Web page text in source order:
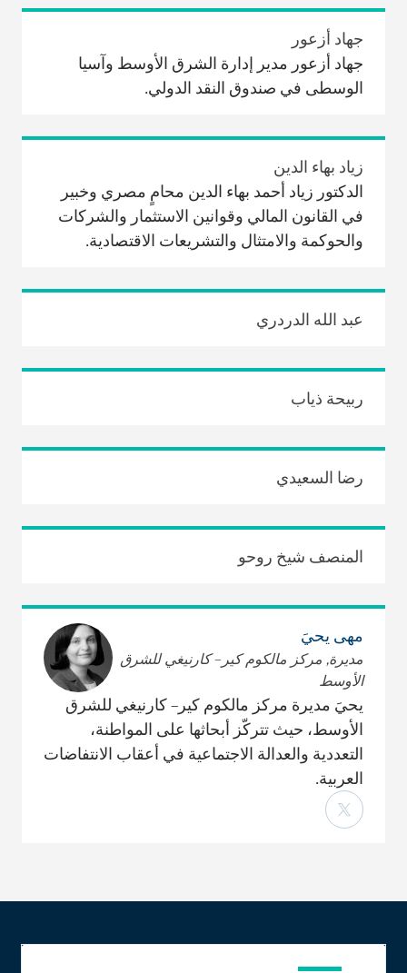
جهاد أزعور
جهاد أزعور مدير إدارة الشرق الأوسط وآسيا
الوسطى في صندوق النقد الدولي.
زياد بهاء الدين
الدكتور زياد أحمد بهاء الدين محامٍ مصري وخبير
في القانون المالي وقوانين الاستثمار والشركات
والحوكمة والامتثال والتشريعات الاقتصادية.
عبد الله الدردري
ربيحة ذياب
رضا السعيدي
المنصف شيخ روحو
مهى يحيَ
مديرة, مركز مالكوم كير– كارنيغي للشرق
الأوسط
يحيَ مديرة مركز مالكوم كير– كارنيغي للشرق
الأوسط، حيث تتركّز أبحاثها على المواطنة،
التعددية والعدالة الاجتماعية في أعقاب الانتفاضات
العربية.